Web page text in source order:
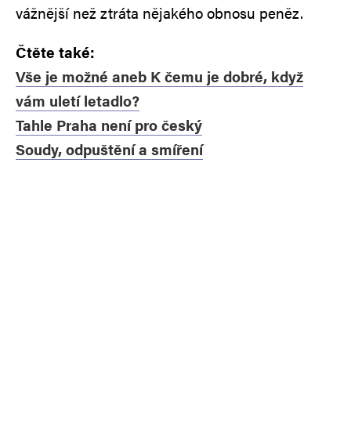
vážnější než ztráta nějakého obnosu peněz.
Čtěte také:
Vše je možné aneb K čemu je dobré, když
vám uletí letadlo?
Tahle Praha není pro český
Soudy, odpuštění a smíření